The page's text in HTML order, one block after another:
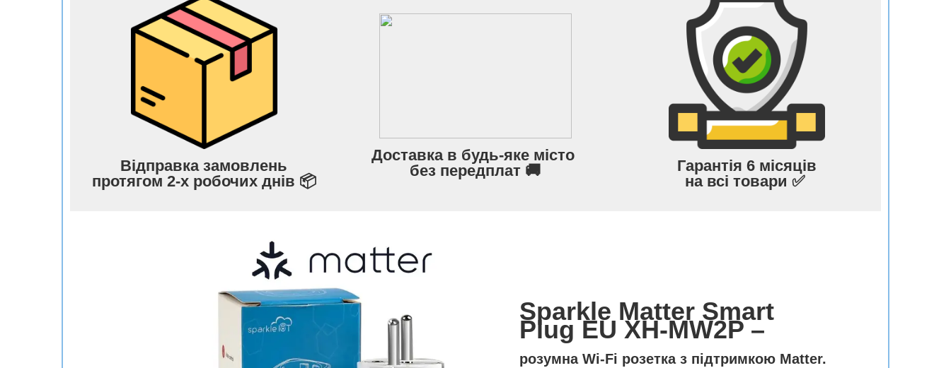
Відправка замовлень
протягом 2-х робочих днів 📦
Доставка в будь-яке місто
без передплат 🚚
Гарантія 6 місяців
на всі товари ✅
Sparkle Matter Smart
PlugEUXH-MW2P–
розумна Wi-Fi розетка з підтримкою Matter.